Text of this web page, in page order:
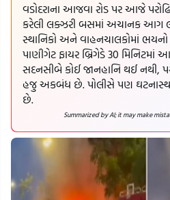
વડોદરાના આજવા રોડ પર આજે
કરેલી લક્ઝરી બસમાં અચાનક આગ
સ્થાનિકો અને વાહનચાલકોમાં ભયનો
પાણીગેટ ફાયર બ્રિગેડે 30 મિનિટમાં
સદનસીબે કોઈ જાનહાનિ થઈ
હજુ અકબંધ છે. પોલીસે પણ
છે.
Summarized by AI; it may make